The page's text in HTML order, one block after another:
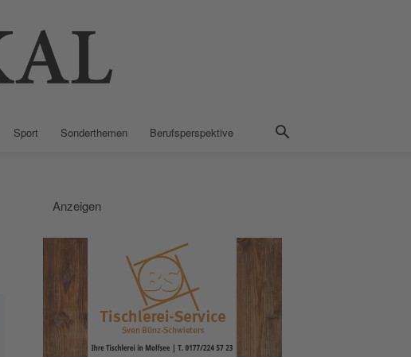
Sport Sonderthemen Berufsperspektive
Anzeigen